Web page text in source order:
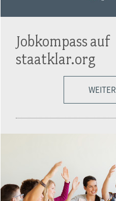
Jobkompass auf
staatklar.org
WEITER